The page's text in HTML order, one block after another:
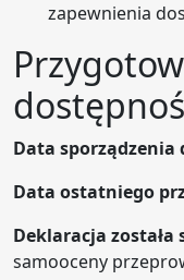
zapewnienia
Data sporządzenia
Data ostatniego
Deklaracja
samooceny